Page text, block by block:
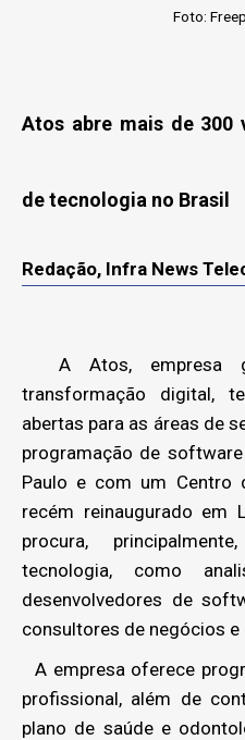
Foto:
Atos abre mais de 300
de tecnologia no Brasil
Redação, Infra News
A Atos, empresa
transformação digital,
abertas para as áreas de
programação de
Paulo e com um Centro
recém reinaugurado em
procura,
tecnologia, como
desenvolvedores de
consultores de negócios
A empresa oferece
profissional, além de
plano de saúde e